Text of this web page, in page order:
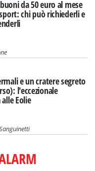
da 50 euro al mese
chi può richiederli e
e un cratere segreto
l'eccezionale
Eolie